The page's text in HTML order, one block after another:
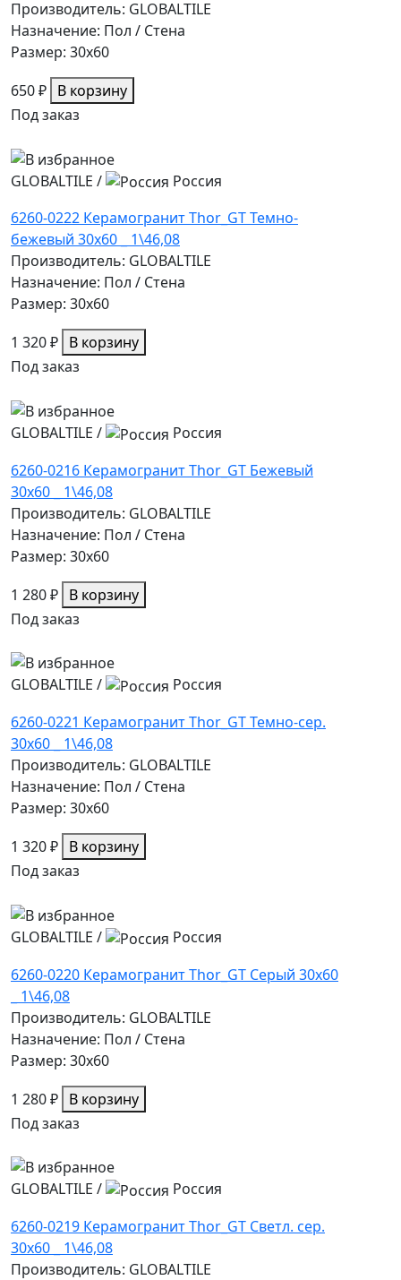
Производитель: GLOBALTILE
Назначение: Пол / Стена
Размер: 30x60
650 ₽ В корзину
Под заказ
GLOBALTILE /
Россия
6260-0222 Керамогранит Thor_GT Темно-
бежевый 30x60 _ 1\46,08
Производитель: GLOBALTILE
Назначение: Пол / Стена
Размер: 30x60
1 320 ₽ В корзину
Под заказ
GLOBALTILE /
Россия
6260-0216 Керамогранит Thor_GT Бежевый
30x60 _ 1\46,08
Производитель: GLOBALTILE
Назначение: Пол / Стена
Размер: 30x60
1 280 ₽ В корзину
Под заказ
GLOBALTILE /
Россия
6260-0221 Керамогранит Thor_GT Темно-сер.
30x60 _ 1\46,08
Производитель: GLOBALTILE
Назначение: Пол / Стена
Размер: 30x60
1 320 ₽ В корзину
Под заказ
GLOBALTILE /
Россия
6260-0220 Керамогранит Thor_GT Серый 30x60
_ 1\46,08
Производитель: GLOBALTILE
Назначение: Пол / Стена
Размер: 30x60
1 280 ₽ В корзину
Под заказ
GLOBALTILE /
Россия
6260-0219 Керамогранит Thor_GT Светл. сер.
30x60 _ 1\46,08
Производитель: GLOBALTILE